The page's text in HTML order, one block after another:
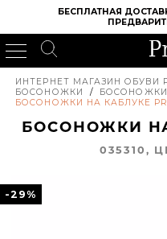
БЕСПЛАТНАЯ
ИНТЕРНЕТ МАГАЗИН ОБУВИ
БОСОНОЖКИ
/ БОСОНОЖКИ
БОСОНОЖКИ НА КАБЛУКЕ
БОСОНОЖКИ НА
035310,
-29%